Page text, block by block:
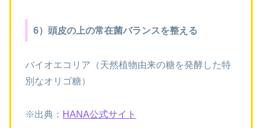
6）頭皮の上の常在菌バランスを整える
バイオエコリア（天然植物由来の糖を発酵した特
別なオリゴ糖）
※出典： HANA公式サイト